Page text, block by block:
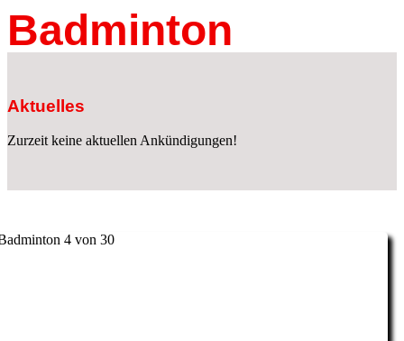
Badminton
Aktuelles
Zurzeit keine aktuellen Ankündigungen!